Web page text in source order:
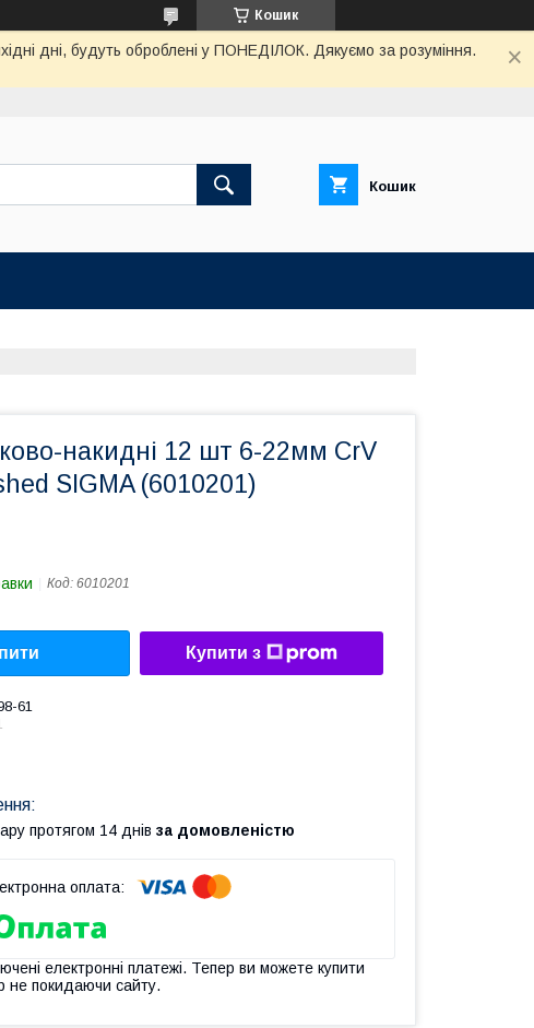
Кошик
дні, будуть оброблені у ПОНЕДІЛОК. Дякуємо за розуміння.
Кошик
накидні 12 шт 6-22мм CrV
SIGMA (6010201)
Код: 6010201
Купити з
61
протягом 14 днів за домовленістю
електронні платежі. Тепер ви можете купити
не покидаючи сайту.